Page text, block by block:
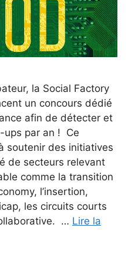
la Social Factory
un concours dédié
afin de détecter et
ups par an ! Ce
soutenir des initiatives
de secteurs relevant
comme la transition
l’insertion,
les circuits courts
… Lire la